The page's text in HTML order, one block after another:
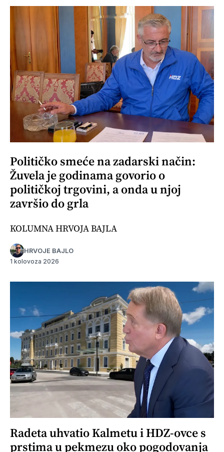
Političko smeće na zadarski način:
Žuvela je godinama govorio o
političkoj trgovini, a onda u njoj
završio do grla
KOLUMNA HRVOJA BAJLA
HRVOJE BAJLO
1 kolovoza 2026
Radeta uhvatio Kalmetu i HDZ-ovce s
prstima u pekmezu oko pogodovanja